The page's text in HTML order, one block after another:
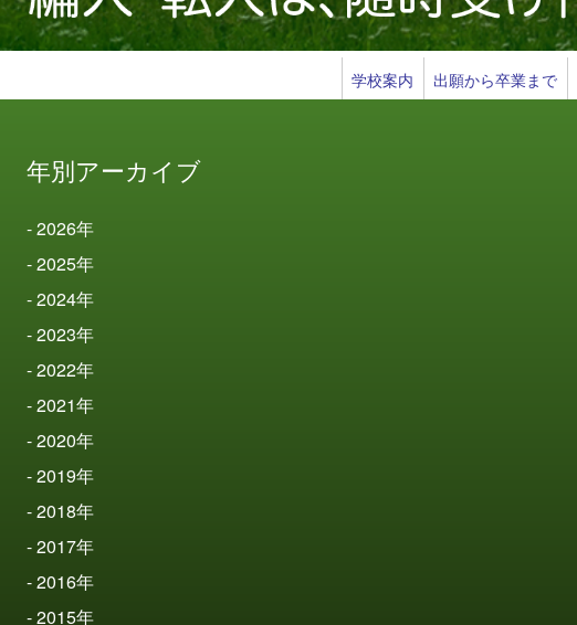
学校案内 出願から卒業まで
年別アーカイブ
2026年
2025年
2024年
2023年
2022年
2021年
2020年
2019年
2018年
2017年
2016年
2015年